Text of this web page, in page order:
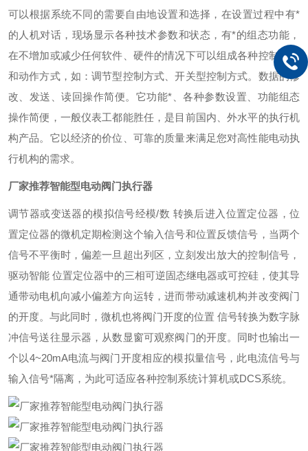
可以根据系统不同的需要自由地设置和选择，在设置过程中有*
的人机对话，现场显示各种技术参数和状态，有*的组态功能，
在不增加或减少任何软件、硬件的情况下可以组成各种控制方式
和动作方式，如：调节型控制方式、开关型控制方式。数据的修
改、发送、读回操作简便。它功能*、各种参数设置、功能组态
操作简便，一般仪表工都能胜任，是目前国内、外水平的执行机
构产品。它以经济的价位、可靠的质量来满足您对高性能电动执
行机构的需求。
厂家推荐智能型电动阀门执行器
调节器或变送器的模拟信号经模/数 转换后进入位置定位器，位
置定位器的微机定期检测这个输入信号和位置反馈信号，当两个
信号不平衡时，偏差一旦超出列区，立刻发出放大的控制信号，
驱动智能 位置定位器中的三相可逆固态继电器或可控硅，使其导
通带动电机向减小偏差方向运转，进而带动减速机构并改变阀门
的开度。与此同时，微机也将阀门开度的位置 信号转换为数字脉
冲信号送往显示器，从数显窗可观察阀门的开度。同时也输出一
个以4~20mA电流与阀门开度相应的模拟量信号，此电流信号与
输入信号*隔离，为此可适应各种控制系统计算机或DCS系统。